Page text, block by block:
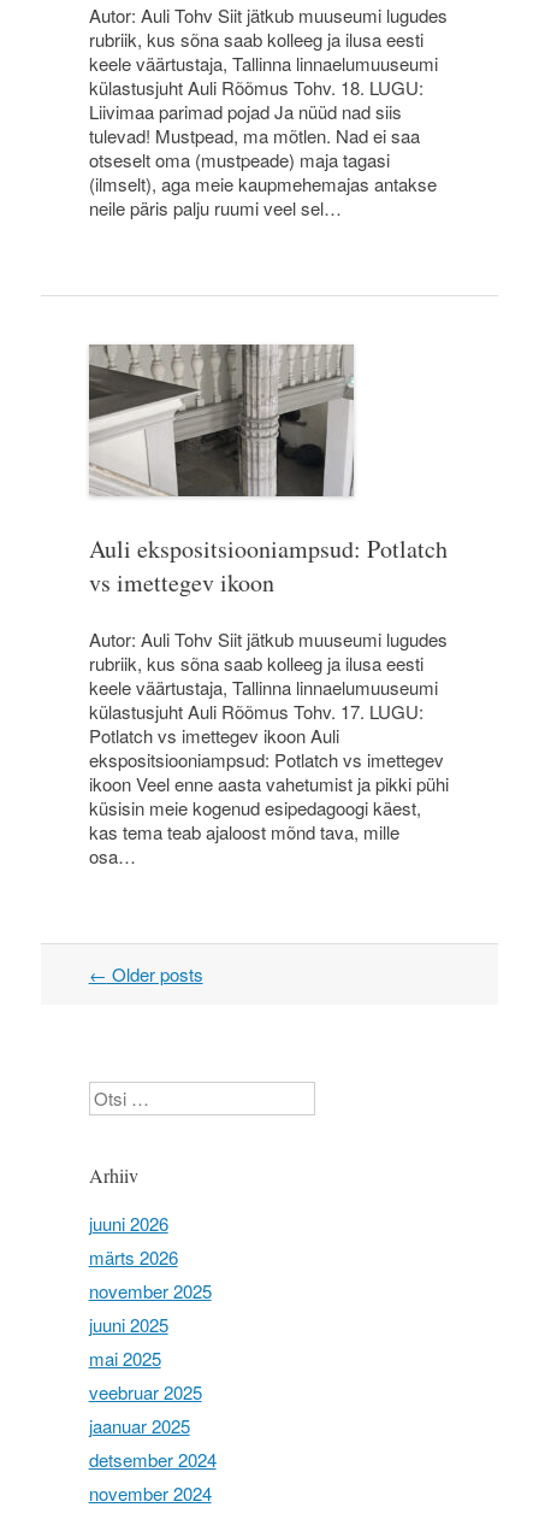
Autor: Auli Tohv Siit jätkub muuseumi lugudes
rubriik, kus sõna saab kolleeg ja ilusa eesti
keele väärtustaja, Tallinna linnaelumuuseumi
külastusjuht Auli Rõõmus Tohv. 18. LUGU:
Liivimaa parimad pojad Ja nüüd nad siis
tulevad! Mustpead, ma mõtlen. Nad ei saa
otseselt oma (mustpeade) maja tagasi
(ilmselt), aga meie kaupmehemajas antakse
neile päris palju ruumi veel sel…
Auli ekspositsiooniampsud: Potlatch
vs imettegev ikoon
Autor: Auli Tohv Siit jätkub muuseumi lugudes
rubriik, kus sõna saab kolleeg ja ilusa eesti
keele väärtustaja, Tallinna linnaelumuuseumi
külastusjuht Auli Rõõmus Tohv. 17. LUGU:
Potlatch vs imettegev ikoon Auli
ekspositsiooniampsud: Potlatch vs imettegev
ikoon Veel enne aasta vahetumist ja pikki pühi
küsisin meie kogenud esipedagoogi käest,
kas tema teab ajaloost mõnd tava, mille
osa…
Post navigation
← Older posts
Otsi
Arhiiv
juuni 2026
märts 2026
november 2025
juuni 2025
mai 2025
veebruar 2025
jaanuar 2025
detsember 2024
november 2024